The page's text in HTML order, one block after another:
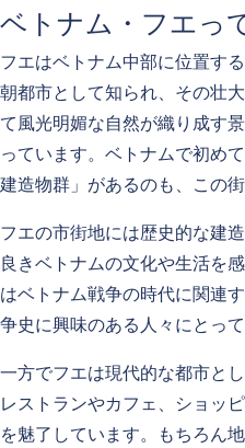
ベトナム・フエっ
フエはベトナム中部に位置す
朝都市として知られ、その壮
て風光明媚な自然が織り成す
っています。ベトナムで初め
建造物群」があるのも、この街
フエの市街地には歴史的な建
良きベトナムの文化や生活を
はベトナム戦争の時代に関連
争史に興味のある人々にとっ
一方でフエは現代的な都市と
レストランやカフェ、ショッ
を魅了しています。もちろん